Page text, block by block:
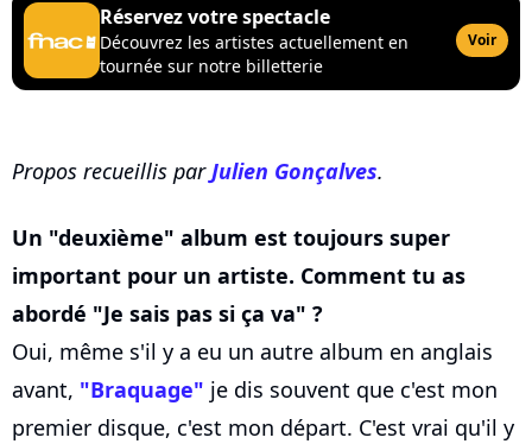
Réservez votre spectacle
Découvrez les artistes actuellement en
tournée sur notre billetterie
Voir
Propos recueillis parJulien Gonçalves.
Un "deuxième" album est toujours super
important pour un artiste. Comment tu as
abordé "Je sais pas si ça va" ?
Oui, même s'il y a eu un autre album en anglais
avant, "Braquage" je dis souvent que c'est mon
premier disque, c'est mon départ. C'est vrai qu'il y